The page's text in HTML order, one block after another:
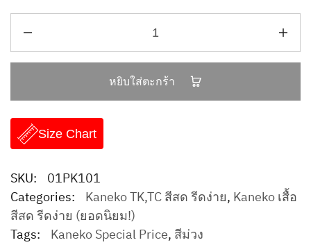
หยิบใส่ตะกร้า
Size Chart
SKU: 01PK101
Categories: Kaneko TK,TC สีสด รีดง่าย, Kaneko เสื้อ
สีสด รีดง่าย (ยอดนิยม!)
Tags: Kaneko Special Price, สีม่วง